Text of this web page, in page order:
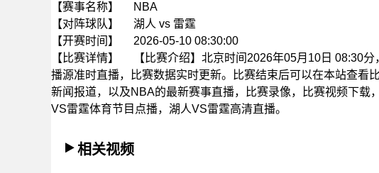
【赛事名称】
NBA
【对阵球队】
湖人 vs 雷霆
【开赛时间】
2026-05-10 08:30:00
【比赛详情】
【比赛介绍】北京时间2026年05月10日 08:30
播源准时直播，比赛数据实时更新。比赛结束后可以在本站查看
新闻报道，以及NBA的最新赛事直播，比赛录像，比赛视频下载
VS雷霆体育节目点播，湖人VS雷霆高清直播。
相关视频